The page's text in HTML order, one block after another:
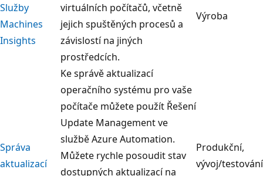
Služby
Machines
Insights
virtuálních počítačů, včetně
jejich spuštěných procesů a
závislostí na jiných
prostředcích.
Výroba
Správa
aktualizací
Ke správě aktualizací
operačního systému pro vaše
počítače můžete použít Řešení
Update Management ve
službě Azure Automation.
Můžete rychle posoudit stav
dostupných aktualizací na
Produkční,
vývoj/testování